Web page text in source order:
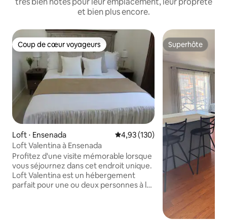
et bien plus encore.
Coup de cœur voyageurs
Coup de cœur voyageurs
Loft ⋅ Ensenada Évaluation moyenne sur la
4,93 (130)
Loft Valentina à Ensenada
Profitez d'une visite mémorable lorsque
vous séjournez dans cet endroit unique.
Loft Valentina est un hébergement
parfait pour une ou deux personnes à la
Superhôte
Superhôte